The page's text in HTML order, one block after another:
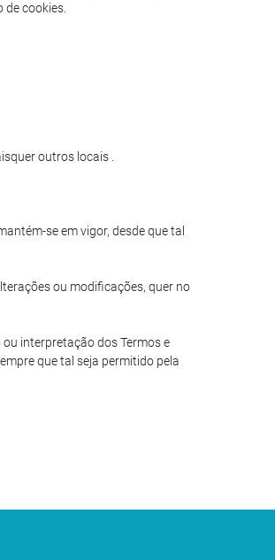
cookies.
outros locais .
se em vigor, desde que tal
ou modificações, quer no
interpretação dos Termos e
que tal seja permitido pela